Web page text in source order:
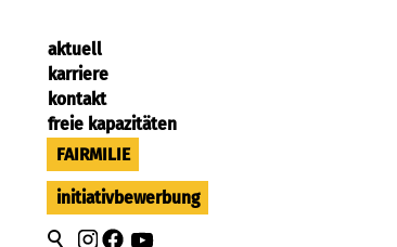
aktuell
karriere
kontakt
freie kapazitäten
FAIRMILIE
initiativbewerbung